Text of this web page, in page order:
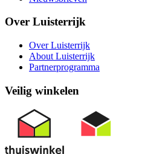
Over Luisterrijk
Over Luisterrijk
About Luisterrijk
Partnerprogramma
Veilig winkelen